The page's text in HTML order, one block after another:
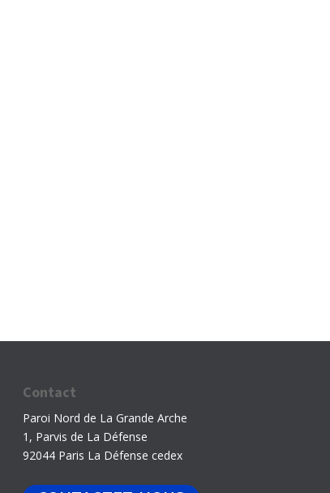
Contact
Paroi Nord de La Grande Arche
1, Parvis de La Défense
92044 Paris La Défense cedex